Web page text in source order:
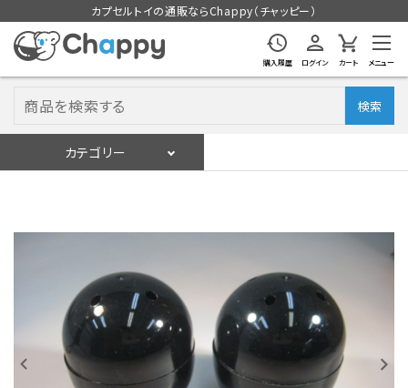
カプセルトイの通販ならChappy（チャッピー）
購入履歴 ログイン カート メニュー
検索
カテゴリー
カプセルトイマシン本体
カプセルトイ